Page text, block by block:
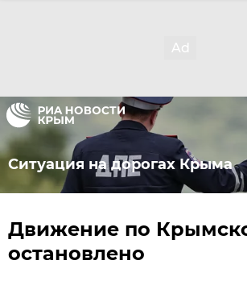
Ситуация на дорогах Крыма
Движение по
остановлено